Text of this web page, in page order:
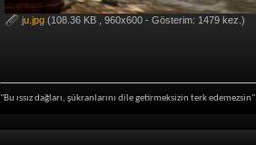
ju.jpg (108.36 KB , 960x600 - Gösterim: 1479 kez.)
"Bu ıssız dağları, şükranlarını dile getirmeksizin terk edemezsin"